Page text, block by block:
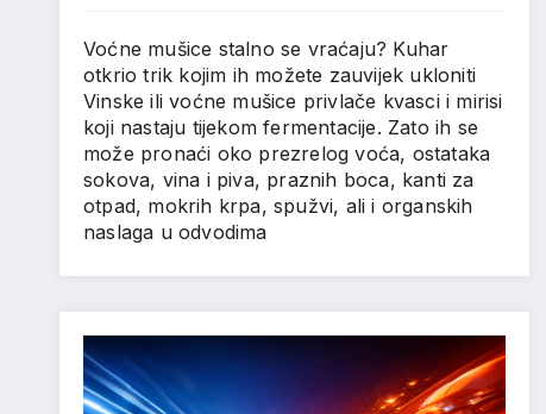
Voćne mušice stalno se vraćaju? Kuhar
otkrio trik kojim ih možete zauvijek ukloniti
Vinske ili voćne mušice privlače kvasci i mirisi
koji nastaju tijekom fermentacije. Zato ih se
može pronaći oko prezrelog voća, ostataka
sokova, vina i piva, praznih boca, kanti za
otpad, mokrih krpa, spužvi, ali i organskih
naslaga u odvodima